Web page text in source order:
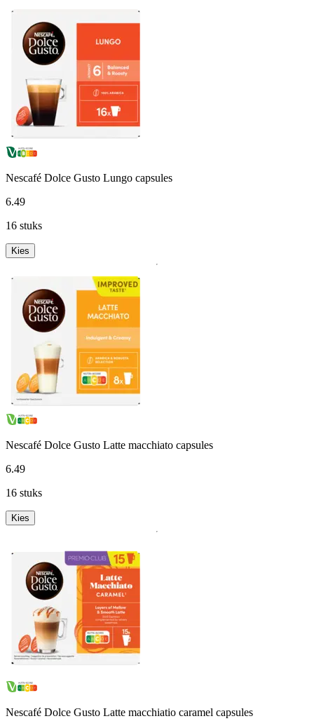
Nescafé Dolce Gusto Lungo capsules
6.49
16 stuks
Kies
Nescafé Dolce Gusto Latte macchiato capsules
6.49
16 stuks
Kies
Nescafé Dolce Gusto Latte macchiatio caramel capsules